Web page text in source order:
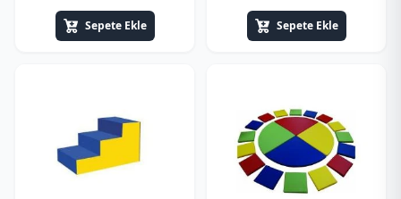
Sepete Ekle Sepete Ekle